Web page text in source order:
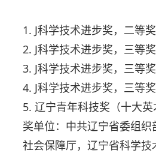
1. J科学技术进步奖，二等
2. J科学技术进步奖，三等
3. J科学技术进步奖，三等
4. J科学技术进步奖，三等
5. 辽宁青年科技奖（十大
奖单位：中共辽宁省委组
社会保障厅，辽宁省科学